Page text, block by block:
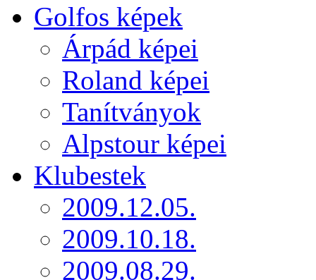
Golfos képek
Árpád képei
Roland képei
Tanítványok
Alpstour képei
Klubestek
2009.12.05.
2009.10.18.
2009.08.29.